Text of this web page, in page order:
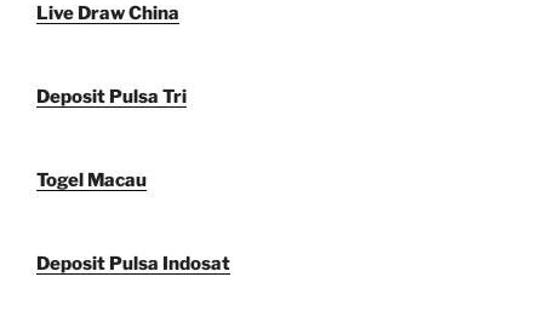
Live Draw China
Deposit Pulsa Tri
Togel Macau
Deposit Pulsa Indosat